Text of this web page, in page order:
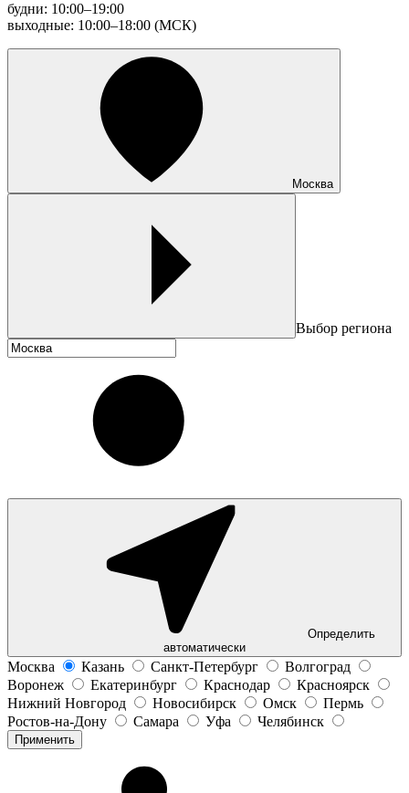
будни: 10:00–19:00
выходные: 10:00–18:00 (МСК)
Москва
Выбор региона
Определить
автоматически
Москва Казань Санкт-Петербург
Волгоград
Воронеж
Екатеринбург Краснодар
Красноярск
Нижний Новгород
Новосибирск Омск
Пермь
Ростов-на-Дону
Самара Уфа Челябинск
Применить